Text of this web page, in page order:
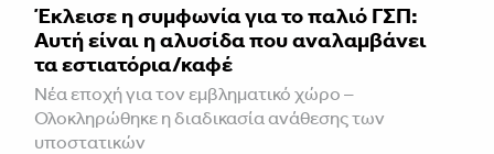
Έκλεισε η συμφωνία για το παλιό ΓΣΠ:
Αυτή είναι η αλυσίδα που αναλαμβάνει
τα εστιατόρια/καφέ
Νέα εποχή για τον εμβληματικό χώρο –
Ολοκληρώθηκε η διαδικασία ανάθεσης των
υποστατικών